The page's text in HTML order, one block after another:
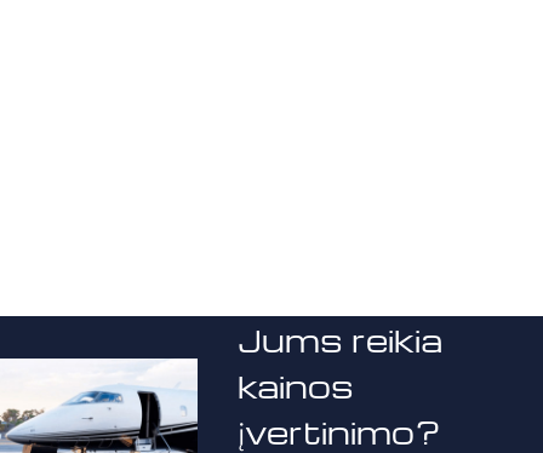
Jums reikia
kainos
įvertinimo?